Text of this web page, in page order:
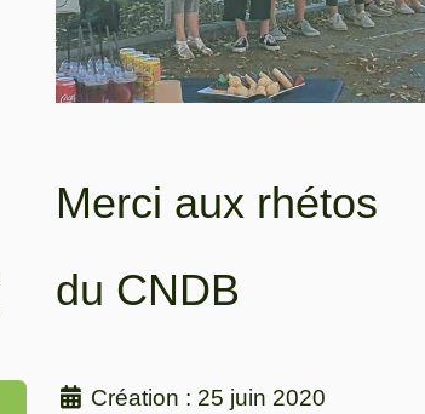
Merci aux rhétos
du CNDB
Création : 25 juin 2020